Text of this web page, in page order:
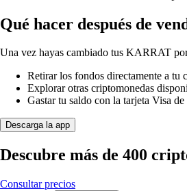
Qué hacer después de
Una vez hayas cambiado tus KARRAT
Retirar los fondos directamente a tu
Explorar otras criptomonedas
Gastar tu saldo con la tarjeta Visa
Descarga la app
Descubre más de 400
Consultar precios